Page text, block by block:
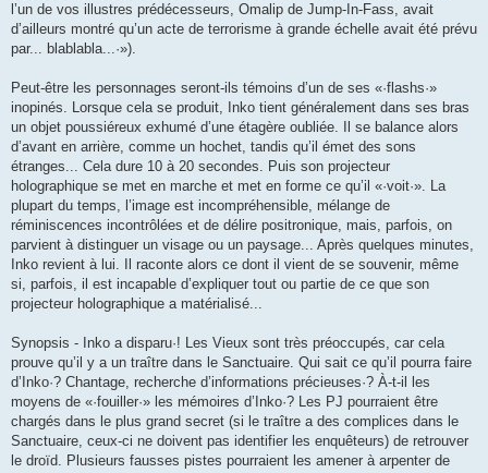
l’un de vos illustres prédécesseurs, Omalip de Jump-In-Fass, avait
d’ailleurs montré qu’un acte de terrorisme à grande échelle avait été prévu
par... blablabla...·»).
Peut-être les personnages seront-ils témoins d’un de ses «·flashs·»
inopinés. Lorsque cela se produit, Inko tient généralement dans ses bras
un objet poussiéreux exhumé d’une étagère oubliée. Il se balance alors
d’avant en arrière, comme un hochet, tandis qu’il émet des sons
étranges... Cela dure 10 à 20 secondes. Puis son projecteur
holographique se met en marche et met en forme ce qu’il «·voit·». La
plupart du temps, l’image est incompréhensible, mélange de
réminiscences incontrôlées et de délire positronique, mais, parfois, on
parvient à distinguer un visage ou un paysage... Après quelques minutes,
Inko revient à lui. Il raconte alors ce dont il vient de se souvenir, même
si, parfois, il est incapable d’expliquer tout ou partie de ce que son
projecteur holographique a matérialisé...
Synopsis - Inko a disparu·! Les Vieux sont très préoccupés, car cela
prouve qu’il y a un traître dans le Sanctuaire. Qui sait ce qu’il pourra faire
d’Inko·? Chantage, recherche d’informations précieuses·? À-t-il les
moyens de «·fouiller·» les mémoires d’Inko·? Les PJ pourraient être
chargés dans le plus grand secret (si le traître a des complices dans le
Sanctuaire, ceux-ci ne doivent pas identifier les enquêteurs) de retrouver
le droïd. Plusieurs fausses pistes pourraient les amener à arpenter de